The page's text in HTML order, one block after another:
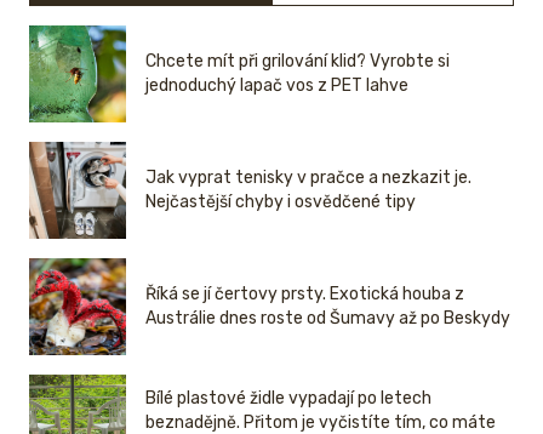
Chcete mít při grilování klid? Vyrobte si
jednoduchý lapač vos z PET lahve
Jak vyprat tenisky v pračce a nezkazit je.
Nejčastější chyby i osvědčené tipy
Říká se jí čertovy prsty. Exotická houba z
Austrálie dnes roste od Šumavy až po Beskydy
Bílé plastové židle vypadají po letech
beznadějně. Přitom je vyčistíte tím, co máte